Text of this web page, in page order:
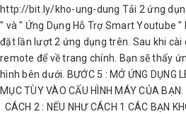
http://bit.ly/kho-ung-dung Tải 2 ứng
" và " Ứng Dụng Hỗ Trợ Smart Youtube "
đặt lần lượt 2 ứng dụng trên. Sau khi
remote để về trang chính. Bạn sẽ thấy
hình bên dưới. BƯỚC 5 : MỞ ỨNG DỤNG
MỤC TÙY VÀO CẤU HÌNH MÁY CỦA
CÁCH 2 : NẾU NHƯ CÁCH 1 CÁC BẠN